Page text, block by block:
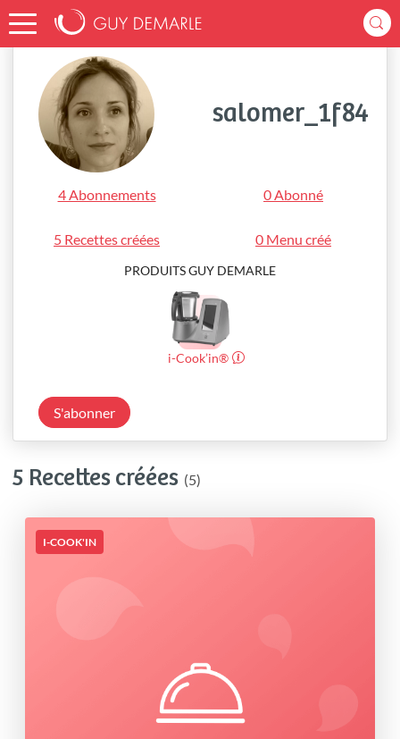
Accueil salomer_1f84
salomer_1f84
4 Abonnements 0 Abonné
5 Recettes créées 0 Menu créé
PRODUITS GUY DEMARLE
i-Cook’in®
S'abonner
5 Recettes créées (5)
I-COOK'IN